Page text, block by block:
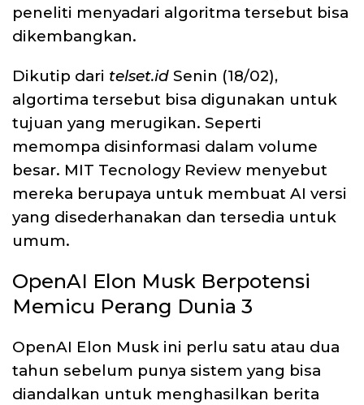
peneliti menyadari algoritma tersebut bisa
dikembangkan.
Dikutip dari telset.id Senin (18/02),
algortima tersebut bisa digunakan untuk
tujuan yang merugikan. Seperti
memompa disinformasi dalam volume
besar. MIT Tecnology Review menyebut
mereka berupaya untuk membuat AI versi
yang disederhanakan dan tersedia untuk
umum.
OpenAI Elon Musk Berpotensi
Memicu Perang Dunia 3
OpenAI Elon Musk ini perlu satu atau dua
tahun sebelum punya sistem yang bisa
diandalkan untuk menghasilkan berita